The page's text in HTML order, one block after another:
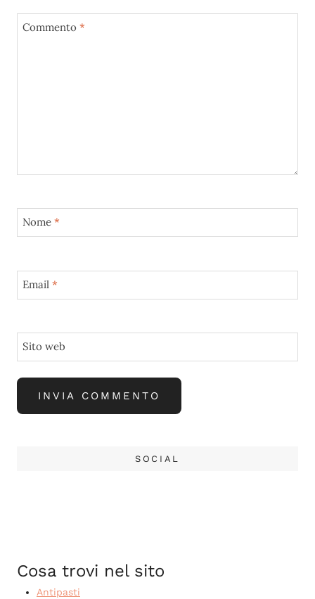
Commento *
Nome *
Email *
Sito web
SOCIAL
Cosa trovi nel sito
Antipasti